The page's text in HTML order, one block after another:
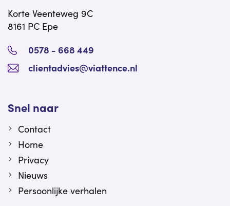
Korte Veenteweg 9C
8161 PC Epe
0578 - 668 449
clientadvies@viattence.nl
Snel naar
Contact
Home
Privacy
Nieuws
Persoonlijke verhalen